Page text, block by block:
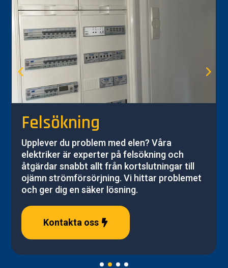
Felsökning
Upplever du problem med elen? Våra
elektriker är experter på felsökning och
åtgärdar snabbt allt från kortslutningar till
ojämn strömförsörjning. Vi hittar problemet
och ger dig en säker lösning.
Kontakta oss